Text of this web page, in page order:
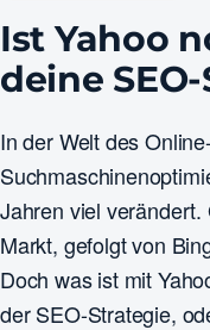
Ist Yahoo
deine
In der Welt des
Jahren viel verändert.
Markt, gefolgt von
Doch was ist mit
der SEO-Strategie,